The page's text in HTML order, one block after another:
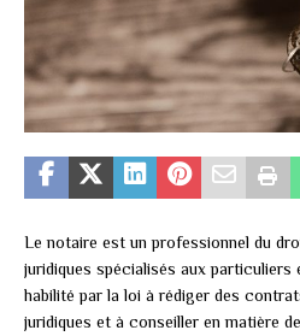
Le notaire est un professionnel du
juridiques spécialisés aux
habilité par la loi à rédiger des
juridiques et à conseiller en matière